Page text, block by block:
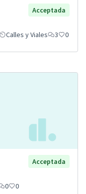
Acceptada
Calles y Viales 3 0
Acceptada
0 0